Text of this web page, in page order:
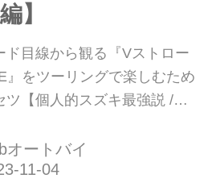
】
ド目線から観る『Vストロー
』をツーリングで楽しむため
ツ【個人的スズキ最強説 /
編】 「未舗装路走行ありきの
21インチで開発され、Vスト
オートバイ